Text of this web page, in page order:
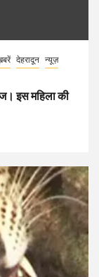
देहरादून न्यूज़
इस महिला की